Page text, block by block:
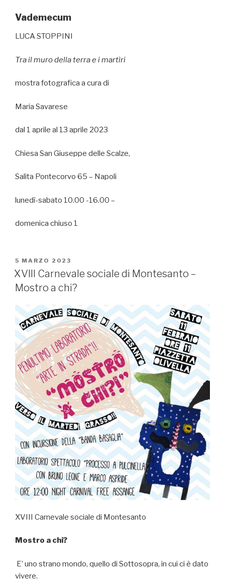
Vademecum
LUCA STOPPINI
Tra il muro della terra e i martìri
mostra fotografica a cura di
Maria Savarese
dal 1 aprile al 13 aprile 2023
Chiesa San Giuseppe delle Scalze,
Salita Pontecorvo 65 – Napoli
lunedì-sabato 10.00 -16.00 –
domenica chiuso 1
PUBBLICATO
IL
5 MARZO 2023
XVIII Carnevale sociale di Montesanto –
Mostro a chi?
XVIII Carnevale sociale di Montesanto
Mostro a chi?
E’ uno strano mondo, quello di Sottosopra, in cui ci è dato
vivere.